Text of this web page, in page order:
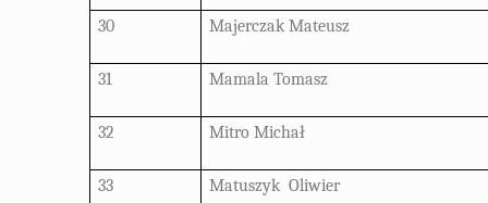
30 Majerczak Mateusz
31 Mamala Tomasz
32 Mitro Michał
33 Matuszyk Oliwier